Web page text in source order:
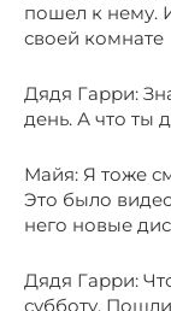
пошел к нему.
своей комнате
Дядя Гарри:
день. А что ты
Майя: Я тоже
Это было
него новые
Дядя Гарри:
субботу.